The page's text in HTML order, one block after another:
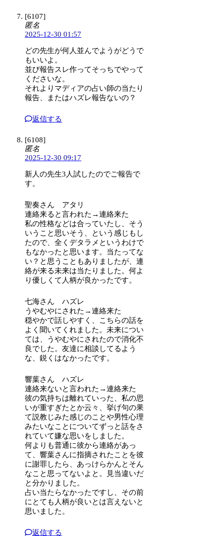
[6107]
匿名
2025-12-30 01:57
どの先生が何人並んでようがどうで
もいいよ。
並び報告スレ作ってそっちでやって
くださいな。
それよりマディアの占い師の当たり
報告、またはハズレ報告ないの？
返信する
[6108]
匿名
2025-12-30 09:17
新人の先生3人試したのでご報告で
す。
聖奏さん アタリ
連絡来ると言われた→連絡来た
私の性格などは合っていたし、そう
いうこと思いそう、という感じもし
たので、全くデタラメというわけで
もなかったと思います。当たってな
い？と思うこともありましたが、連
絡が来る未来は当たりました。何よ
り優しくて人柄が良かったです。
七海さん ハズレ
うやむやにされた→連絡来た
穏やかで話しやすく、こちらの話を
よく聞いてくれました。未来につい
ては、うやむやにされたので消化不
良でした。友達に相談してるよう
な、鋭くはなかったです。
響葉さん ハズレ
連絡来ないと言われた→連絡来た
彼の気持ちは離れていった、私の思
いが重すぎたとか云々、挙げ句の果
て説教じみた感じのことや男性心理
みたいなことについてずっと話をさ
れていて嫌な思いをしました。
何よりも普通に彼から連絡があっ
て、響葉さんに指摘されたことを彼
に謝罪したら、あっけらかんとそん
なこと思ってないよと。見当違いだ
と分かりました。
占い当たらなかったですし、その前
にとても人柄が良いとは言えないと
思いました。
返信する